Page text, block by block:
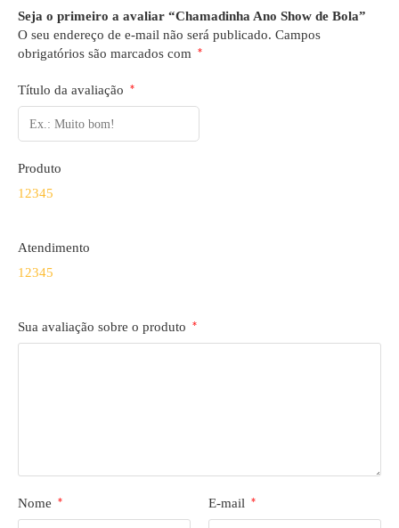
Seja o primeiro a avaliar “Chamadinha Ano Show de Bola”
O seu endereço de e-mail não será publicado. Campos
obrigatórios são marcados com
*
Título da avaliação *
Produto
12345
Atendimento
12345
Sua avaliação sobre o produto *
Nome * E-mail *